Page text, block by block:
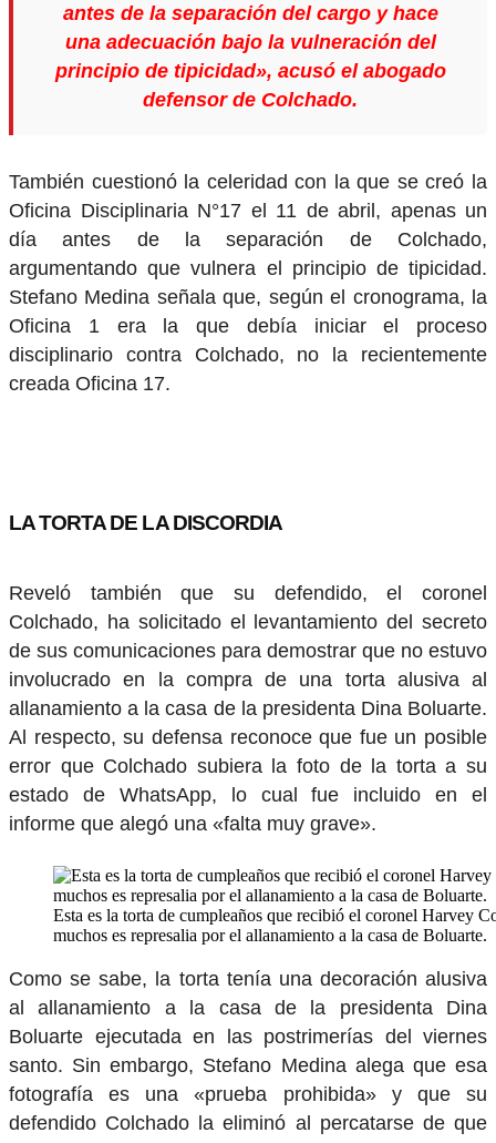
antes de la separación del cargo y hace
una adecuación bajo la vulneración del
principio de tipicidad», acusó el abogado
defensor de Colchado.
También cuestionó la celeridad con la que se creó la
Oficina Disciplinaria N°17 el 11 de abril, apenas un
día antes de la separación de Colchado,
argumentando que vulnera el principio de tipicidad.
Stefano Medina señala que, según el cronograma, la
Oficina 1 era la que debía iniciar el proceso
disciplinario contra Colchado, no la recientemente
creada Oficina 17.
LA TORTA DE LA DISCORDIA
Reveló también que su defendido, el coronel
Colchado, ha solicitado el levantamiento del secreto
de sus comunicaciones para demostrar que no estuvo
involucrado en la compra de una torta alusiva al
allanamiento a la casa de la presidenta Dina Boluarte.
Al respecto, su defensa reconoce que fue un posible
error que Colchado subiera la foto de la torta a su
estado de WhatsApp, lo cual fue incluido en el
informe que alegó una «falta muy grave».
Esta es la torta de cumpleaños que recibió el coronel Harvey
muchos es represalia por el allanamiento a la casa de Boluarte.
Como se sabe, la torta tenía una decoración alusiva
al allanamiento a la casa de la presidenta Dina
Boluarte ejecutada en las postrimerías del viernes
santo. Sin embargo, Stefano Medina alega que esa
fotografía es una «prueba prohibida» y que su
defendido Colchado la eliminó al percatarse de que